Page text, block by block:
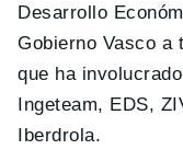
Desarrollo
Gobierno Vasco a
que ha
Ingeteam, EDS,
Iberdrola.